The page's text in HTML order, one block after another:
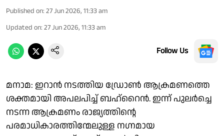
Published on: 27 Jun 2026, 11:33 am
Updated on: 27 Jun 2026, 11:33 am
Follow Us
മനാമ: ഇറാൻ നടത്തിയ ഡ്രോൺ ആക്രമണത്തെ
ശക്തമായി അപലപിച്ച് ബഹ്‌റൈൻ. ഇന്ന് പുലർച്ചെ
നടന്ന ആക്രമണം രാജ്യത്തിൻ്റെ
പരമാധികാരത്തിന്മേലുള്ള നഗ്നമായ